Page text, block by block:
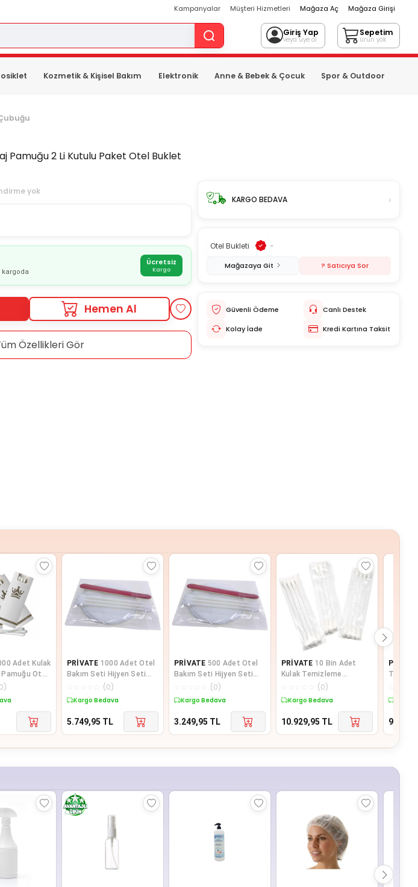
Kampanyalar Müşteri Hizmetleri Mağaza Aç Mağaza Girişi
Giriş Yap
veya üye ol
Sepetim
ürün yok
Kozmetik & Kişisel Bakım Elektronik Anne & Bebek & Çocuk Spor & Outdoor
Pamuğu 2 Li Kutulu Paket Otel Buklet
yok
kargoda
Ücretsiz
Kargo
Hemen Al
Özellikleri Gör
KARGO BEDAVA ›
Otel Bukleti -
Mağazaya Git ? Satıcıya Sor
Güvenli Ödeme
Canlı Destek
Kolay İade
Kredi Kartına Taksit
Adet Kulak
Otel
0)
PRİVATE 1000 Adet Otel
Bakım Seti Hijyen Seti
Poşetli Makyaj Pamuğu 2
li
(0)
Kargo Bedava
5.749,95 TL
PRİVATE 500 Adet Otel
Bakım Seti Hijyen Seti
Poşetli Makyaj Pamuğu 2
li
(0)
Kargo Bedava
3.249,95 TL
PRİVATE 10 Bin Adet
Kulak Temizleme
Pamuğu Otel Buklet İçin
Kulak Temizle
(0)
Kargo Bedava
10.929,95 TL
Papatya
93